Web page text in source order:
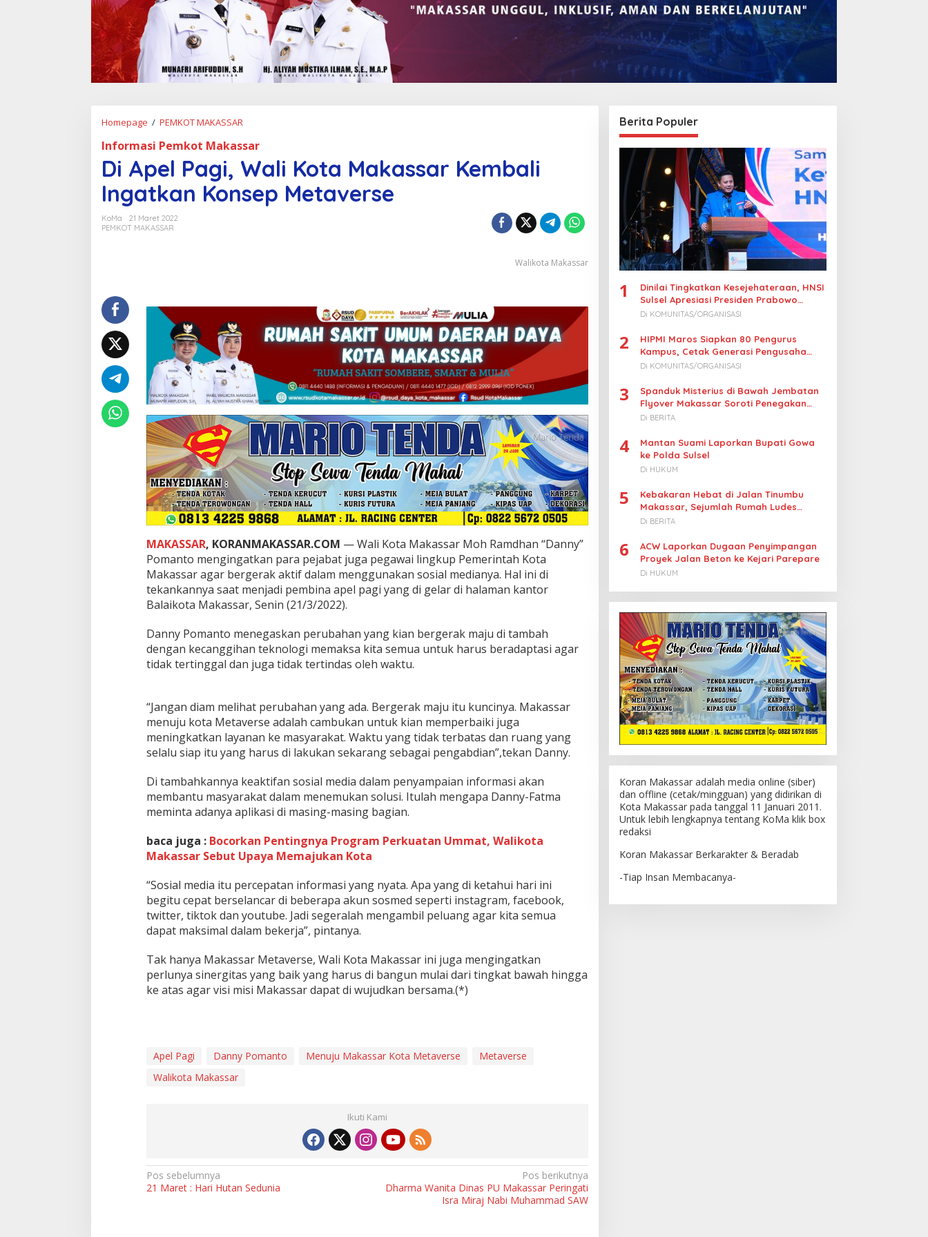
Homepage / PEMKOT MAKASSAR
A
p
e
P
K
M
a
k
a
s
s
a
r
K
e
m
b
a
l
I
n
g
a
t
k
n
K
o
n
p
M
t
a
e
r
e
Informasi Pemkot Makassar
Di Apel Pagi, Wali Kota Makassar Kembali
Ingatkan Konsep Metaverse
KoMa
21 Maret 2022
PEMKOT MAKASSAR
Walikota Makassar
MAKASSAR, KORANMAKASSAR.COM — Wali Kota Makassar Moh Ramdhan “Danny”
Pomanto mengingatkan para pejabat juga pegawai lingkup Pemerintah Kota
Makassar agar bergerak aktif dalam menggunakan sosial medianya. Hal ini di
tekankannya saat menjadi pembina apel pagi yang di gelar di halaman kantor
Balaikota Makassar, Senin (21/3/2022).
Danny Pomanto menegaskan perubahan yang kian bergerak maju di tambah
dengan kecanggihan teknologi memaksa kita semua untuk harus beradaptasi agar
tidak tertinggal dan juga tidak tertindas oleh waktu.
“Jangan diam melihat perubahan yang ada. Bergerak maju itu kuncinya. Makassar
menuju kota Metaverse adalah cambukan untuk kian memperbaiki juga
meningkatkan layanan ke masyarakat. Waktu yang tidak terbatas dan ruang yang
selalu siap itu yang harus di lakukan sekarang sebagai pengabdian”,tekan Danny.
Di tambahkannya keaktifan sosial media dalam penyampaian informasi akan
membantu masyarakat dalam menemukan solusi. Itulah mengapa Danny-Fatma
meminta adanya aplikasi di masing-masing bagian.
baca juga : Bocorkan Pentingnya Program Perkuatan Ummat, Walikota
Makassar Sebut Upaya Memajukan Kota
“Sosial media itu percepatan informasi yang nyata. Apa yang di ketahui hari ini
begitu cepat berselancar di beberapa akun sosmed seperti instagram, facebook,
twitter, tiktok dan youtube. Jadi segeralah mengambil peluang agar kita semua
dapat maksimal dalam bekerja”, pintanya.
Tak hanya Makassar Metaverse, Wali Kota Makassar ini juga mengingatkan
perlunya sinergitas yang baik yang harus di bangun mulai dari tingkat bawah hingga
ke atas agar visi misi Makassar dapat di wujudkan bersama.(*)
Apel Pagi Danny Pomanto Menuju Makassar Kota Metaverse
Metaverse
Walikota Makassar
Ikuti Kami
N
a
Pos sebelumnya
21 Maret : Hari Hutan Sedunia
Pos berikutnya
Dharma Wanita Dinas PU Makassar Peringati
Isra Miraj Nabi Muhammad SAW
Berita Populer
1
Dinilai Tingkatkan Kesejehateraan, HNSI
Sulsel Apresiasi Presiden Prabowo
Turunkan Harga BBM Nelayan
Di KOMUNITAS/ORGANISASI
2
HIPMI Maros Siapkan 80 Pengurus
Kampus, Cetak Generasi Pengusaha
Muda
Di KOMUNITAS/ORGANISASI
3
Spanduk Misterius di Bawah Jembatan
Flyover Makassar Soroti Penegakan
Hukum Kasus Korupsi
Di BERITA
4
Mantan Suami Laporkan Bupati Gowa
ke Polda Sulsel
Di HUKUM
5
Kebakaran Hebat di Jalan Tinumbu
Makassar, Sejumlah Rumah Ludes
Terbakar, Penyebab Masih Diselidiki
Di BERITA
6
ACW Laporkan Dugaan Penyimpangan
Proyek Jalan Beton ke Kejari Parepare
Di HUKUM
Koran Makassar adalah media online (siber)
dan offline (cetak/mingguan) yang didirikan di
Kota Makassar pada tanggal 11 Januari 2011.
Untuk lebih lengkapnya tentang KoMa klik box
redaksi
Koran Makassar Berkarakter & Beradab
-Tiap Insan Membacanya-